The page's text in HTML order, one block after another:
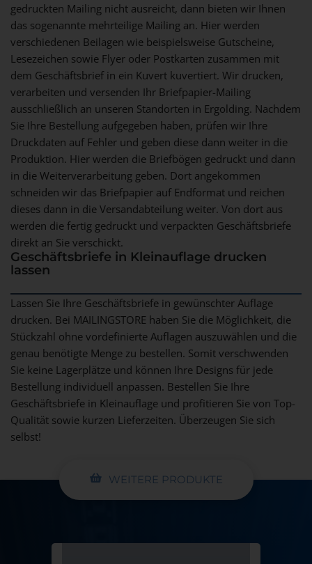
gedruckten Mailing nicht ausreicht, dann bieten wir Ihnen
das sogenannte mehrteilige Mailing an. Hier werden
verschiedenen Beilagen wie beispielsweise Gutscheine,
Lesezeichen sowie Flyer oder Postkarten zusammen mit
dem Geschäftsbrief in ein Kuvert kuvertiert. Wir drucken,
verarbeiten und versenden Ihr Briefpapier-Mailing
ausschließlich an unseren Standorten in Ergolding. Nachdem
Sie Ihre Bestellung aufgegeben haben, prüfen wir Ihre
Druckdaten auf Fehler und geben diese dann weiter in die
Produktion. Hier werden die Briefbögen gedruckt und dann
in die Weiterverarbeitung geben. Dort angekommen
schneiden wir das Briefpapier auf Endformat und reichen
dieses dann in die Versandabteilung weiter. Von dort aus
werden die fertig gedruckt und verpackten Geschäftsbriefe
direkt an Sie verschickt.
Geschäftsbriefe in Kleinauflage drucken
lassen
Lassen Sie Ihre Geschäftsbriefe in gewünschter Auflage
drucken. Bei MAILINGSTORE haben Sie die Möglichkeit, die
Stückzahl ohne vordefinierte Auflagen auszuwählen und die
genau benötigte Menge zu bestellen. Somit verschwenden
Sie keine Lagerplätze und können Ihre Designs für jede
Bestellung individuell anpassen. Bestellen Sie Ihre
Geschäftsbriefe in Kleinauflage und profitieren Sie von Top-
Qualität sowie kurzen Lieferzeiten. Überzeugen Sie sich
selbst!
WEITERE PRODUKTE